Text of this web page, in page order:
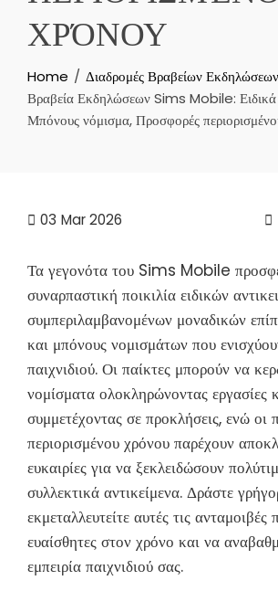
ΧΡΌΝΟΥ
Home
Διαδρομές Βραβείων
Βραβεία Εκδηλώσεων Sims Mobile: Ειδικά
Μπόνους νόμισμα, Προσφορές
03 Mar 2026
Τα γεγονότα του Sims Mobile
συναρπαστική ποικιλία ειδικών
συμπεριλαμβανομένων μοναδικών
και μπόνους νομισμάτων που
παιχνιδιού. Οι παίκτες μπορούν να
νομίσματα ολοκληρώνοντας εργασίες
συμμετέχοντας σε προκλήσεις, ενώ οι
περιορισμένου χρόνου παρέχουν
ευκαιρίες για να ξεκλειδώσουν
συλλεκτικά αντικείμενα. Δράστε
εκμεταλλευτείτε αυτές τις ανταμοιβές
ευαίσθητες στον χρόνο και να
εμπειρία παιχνιδιού σας.